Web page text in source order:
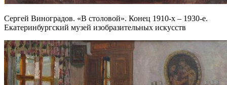
Сергей Виноградов. «В столовой». Конец 1910-х – 1930-е.
Екатеринбургский музей изобразительных искусств